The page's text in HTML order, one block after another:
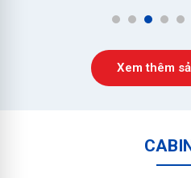
1 2 3 4 5
Xem thêm